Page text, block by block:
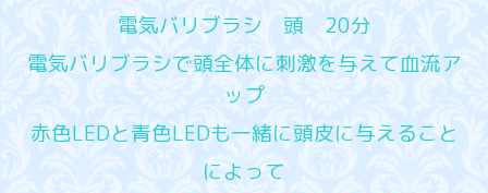
電気バリブラシ 頭 20分
電気バリブラシで頭全体に刺激を与えて血流ア
ップ
赤色LEDと青色LEDも一緒に頭皮に与えること
によって